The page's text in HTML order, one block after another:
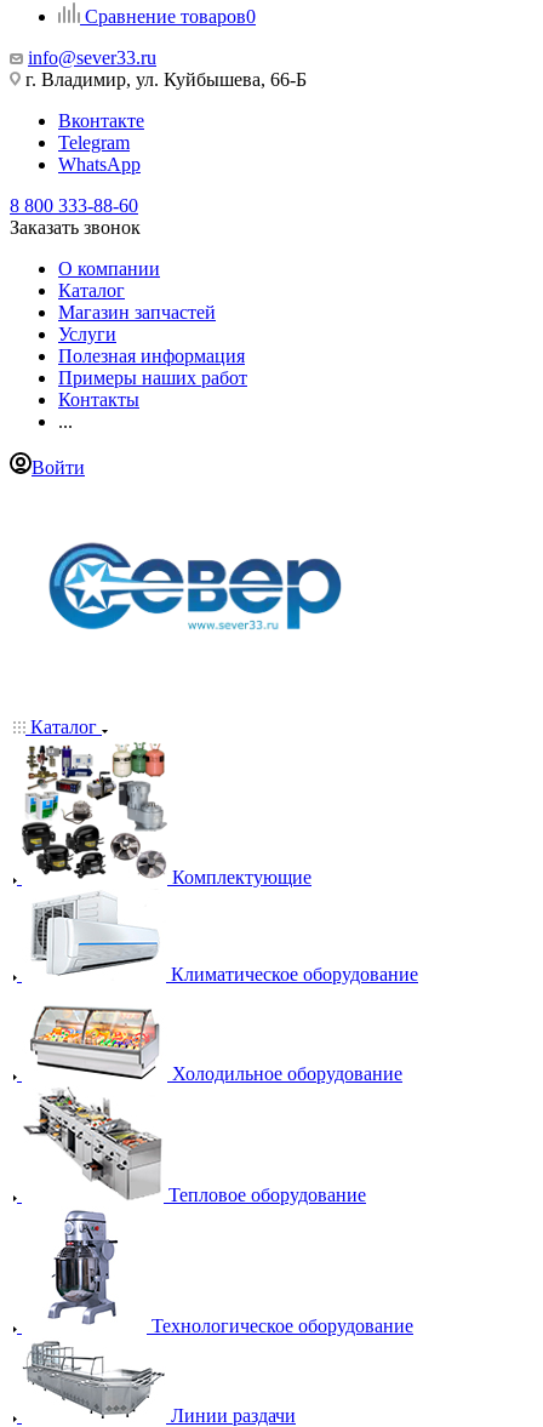
Сравнение товаров0
info@sever33.ru
г. Владимир, ул. Куйбышева, 66-Б
Вконтакте
Telegram
WhatsApp
8 800 333-88-60
Заказать звонок
О компании
Каталог
Магазин запчастей
Услуги
Полезная информация
Примеры наших работ
Контакты
...
Войти
Каталог
Комплектующие
Климатическое оборудование
Холодильное оборудование
Тепловое оборудование
Технологическое оборудование
Линии раздачи